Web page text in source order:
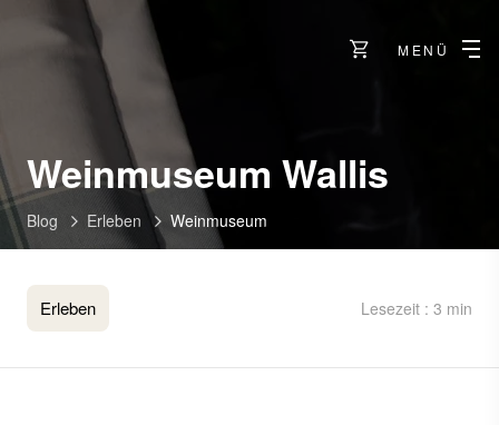
MENÜ
Weinmuseum Wallis
Blog Erleben Weinmuseum
Erleben Lesezeit : 3 min